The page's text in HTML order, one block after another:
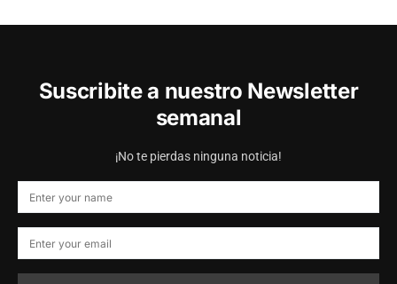
Suscribite a nuestro Newsletter
semanal
¡No te pierdas ninguna noticia!